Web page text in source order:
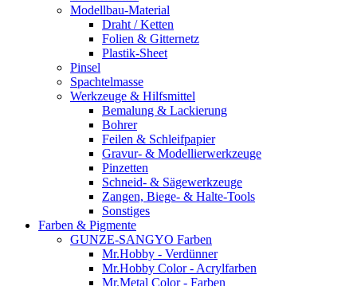
Modellbau-Material
Draht / Ketten
Folien & Gitternetz
Plastik-Sheet
Pinsel
Spachtelmasse
Werkzeuge & Hilfsmittel
Bemalung & Lackierung
Bohrer
Feilen & Schleifpapier
Gravur- & Modellierwerkzeuge
Pinzetten
Schneid- & Sägewerkzeuge
Zangen, Biege- & Halte-Tools
Sonstiges
Farben & Pigmente
GUNZE-SANGYO Farben
Mr.Hobby - Verdünner
Mr.Hobby Color - Acrylfarben
Mr.Metal Color - Farben